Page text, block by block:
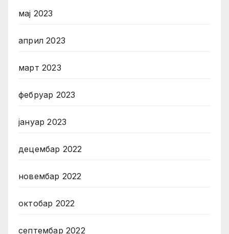
мај 2023
април 2023
март 2023
фебруар 2023
јануар 2023
децембар 2022
новембар 2022
октобар 2022
септембар 2022